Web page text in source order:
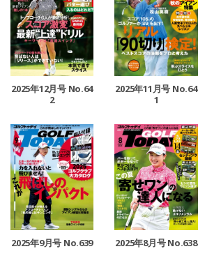
2025年12月号 No.64
2
2025年11月号 No.64
1
2025年9月号 No.639 2025年8月号 No.638